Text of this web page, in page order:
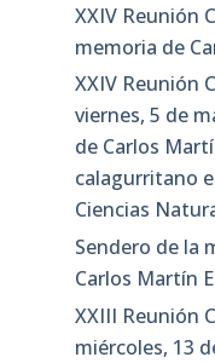
XXIV Reunión
memoria de
XXIV Reunión
viernes, 5 de
de Carlos
calagurritano
Ciencias
Sendero de la
Carlos Martín
XXIII Reunión
miércoles, 13